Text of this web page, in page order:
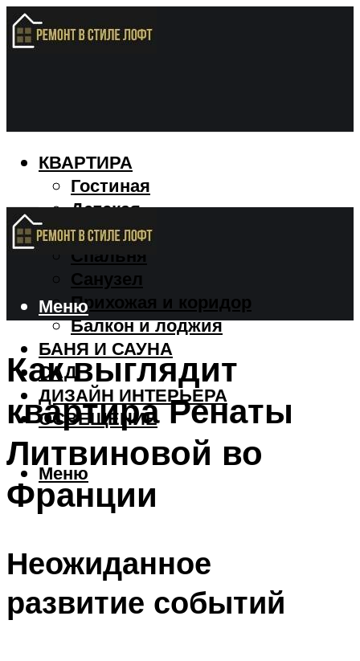
КВАРТИРА
Гостиная
Детская
Кухня
Спальня
Санузел
Прихожая и коридор
Балкон и лоджия
БАНЯ И САУНА
САД
ДИЗАЙН ИНТЕРЬЕРА
ОСВЕЩЕНИЕ
Меню
Меню
Как выглядит
квартира Ренаты
Литвиновой во
Франции
Неожиданное
развитие событий